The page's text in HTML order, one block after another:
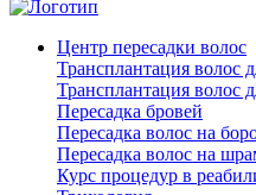
Центр пересадки волос
Трансплантация волос
Трансплантация волос
Пересадка бровей
Пересадка волос на
Пересадка волос на
Курс процедур в